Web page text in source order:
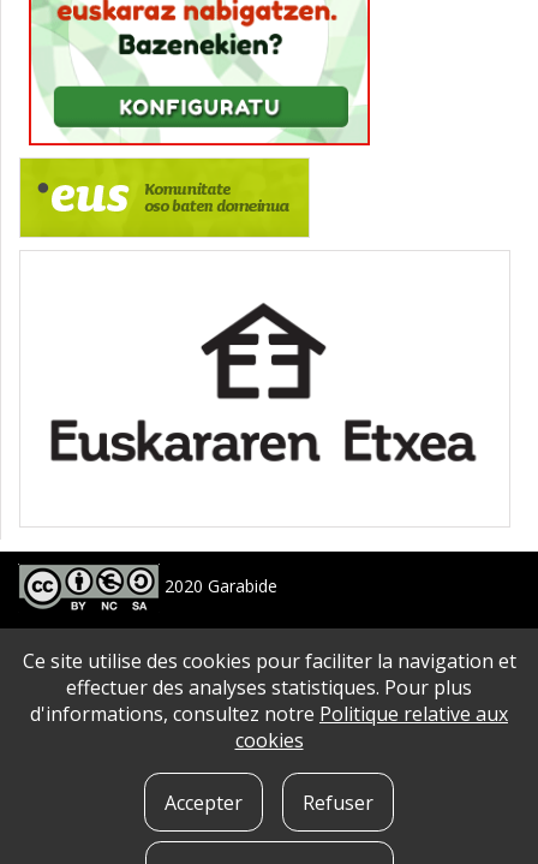
2020 Garabide
Larrin Plaza 1, 20550 Aretxabaleta, Gipuzkoa
688 63 24 33 / 943 250 397
garabide[arroba]garabide[puntu]eus
PLAN DU SITE | ACCESSIBILITé | AVERTISSEMENT | POLITIQUE DE CONFIDENTIALITé |
Ce site utilise des cookies pour faciliter la navigation et
effectuer des analyses statistiques. Pour plus
d'informations, consultez notre Politique relative aux
cookies
Accepter Refuser